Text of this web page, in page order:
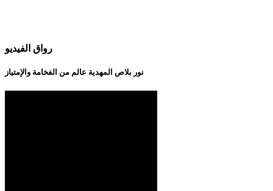
رواق الفيديو
نور بلاص المهدية عالم من الفخامة والإمتياز